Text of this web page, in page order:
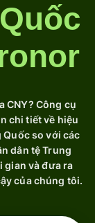
CNY? Công cụ
chi tiết về hiệu
Quốc so với các
dân tệ Trung
gian và đưa ra
của chúng tôi.